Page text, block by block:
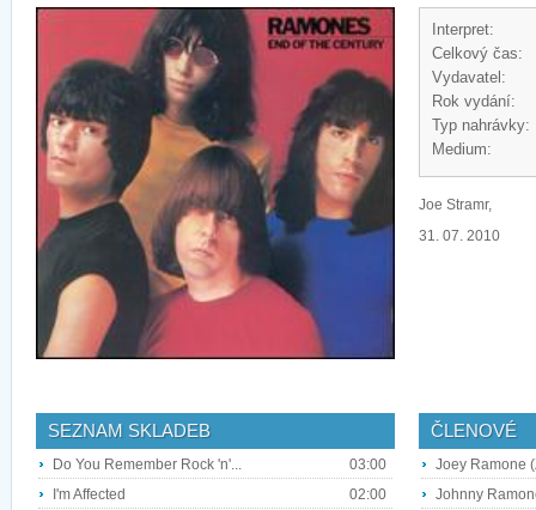
Interpret:
Celkový čas:
Vydavatel:
Rok vydání:
Typ nahrávky:
Medium:
Joe Stramr,
31. 07. 2010
SEZNAM SKLADEB
Do You Remember Rock 'n'...
03:00
I'm Affected
02:00
ČLENOVÉ
Joey Ramone
Johnny